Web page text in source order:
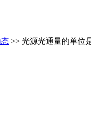
>> 光源光通量的单位